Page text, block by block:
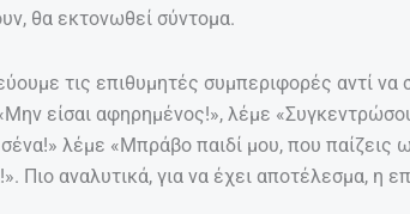
θα εκτονωθεί σύντομα.
τις επιθυμητές συμπεριφορές αντί να
είσαι αφηρημένος!», λέμε
σένα!» λέμε «Μπράβο παιδί μου, που
Πιο αναλυτικά, για να έχει αποτέλεσμα, η